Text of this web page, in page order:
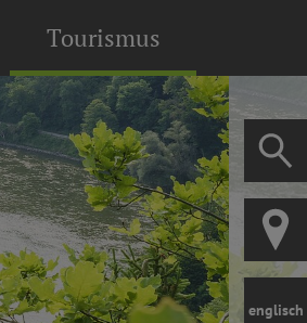
Tourismus
englisch